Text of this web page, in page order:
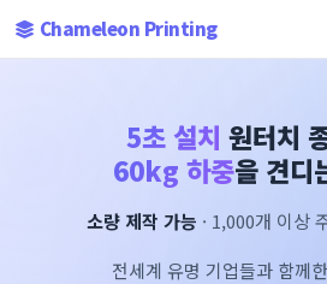
Chameleon Printing
5초 설치 원터치
60kg 하중을 견디
소량 제작 가능 · 1,000개 이상
전세계 유명 기업들과 함께한